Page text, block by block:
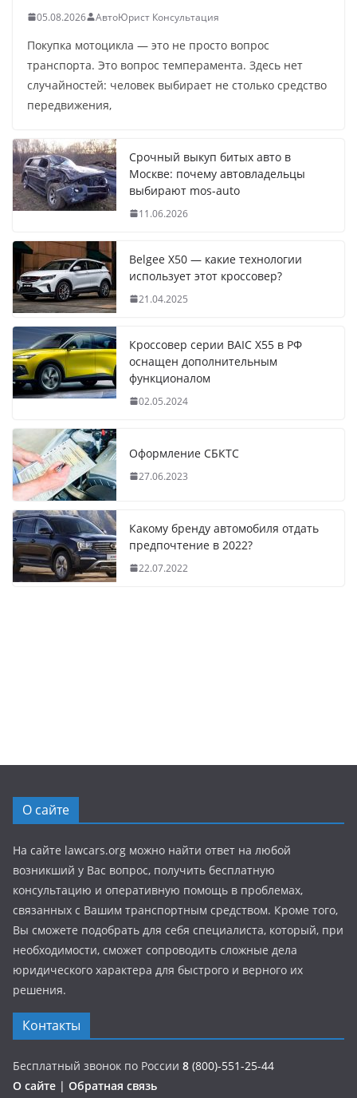
05.08.2026 АвтоЮрист Консультация
Покупка мотоцикла — это не просто вопрос
транспорта. Это вопрос темперамента. Здесь нет
случайностей: человек выбирает не столько средство
передвижения,
Срочный выкуп битых авто в
Москве: почему автовладельцы
выбирают mos-auto
11.06.2026
Belgee X50 — какие технологии
использует этот кроссовер?
21.04.2025
Кроссовер серии BAIC X55 в РФ
оснащен дополнительным
функционалом
02.05.2024
Оформление СБКТС
27.06.2023
Какому бренду автомобиля отдать
предпочтение в 2022?
22.07.2022
О сайте
На сайте lawcars.org можно найти ответ на любой
возникший у Вас вопрос, получить бесплатную
консультацию и оперативную помощь в проблемах,
связанных с Вашим транспортным средством. Кроме того,
Вы сможете подобрать для себя специалиста, который, при
необходимости, сможет сопроводить сложные дела
юридического характера для быстрого и верного их
решения.
Контакты
Бесплатный звонок по России 8 (800)-551-25-44
О сайте | Обратная связь